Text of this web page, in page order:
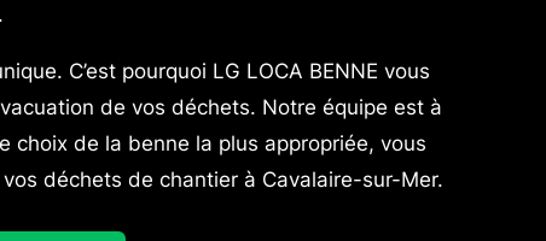
C’est pourquoi LG LOCA BENNE vous
de vos déchets. Notre équipe est à
choix de la benne la plus appropriée, vous
déchets de chantier à Cavalaire-sur-Mer.